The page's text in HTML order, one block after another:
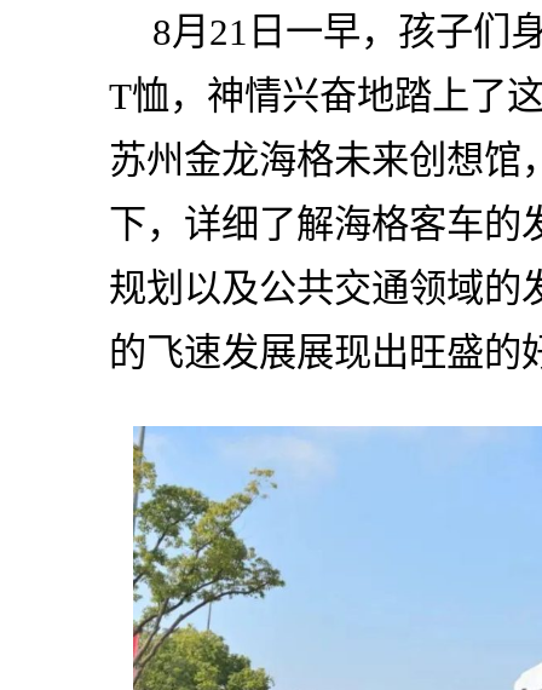
8月21日一早，孩子们
T恤，神情兴奋地踏上了
苏州金龙海格未来创想馆
下，详细了解海格客车的
规划以及公共交通领域的
的飞速发展展现出旺盛的